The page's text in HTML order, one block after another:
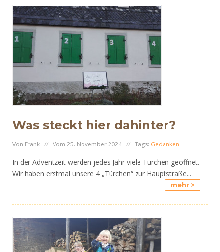
Was steckt hier dahinter?
Von Frank // Vom 25. November 2024 // Tags: Gedanken
In der Adventzeit werden jedes Jahr viele Türchen geöffnet.
Wir haben erstmal unsere 4 „Türchen“ zur Hauptstraße...
mehr